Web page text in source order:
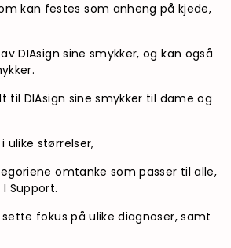
kan festes som anheng på kjede,
DIAsign sine smykker, og kan også
til DIAsign sine smykker til dame og
ulike størrelser,
omtanke som passer til alle,
Support.
fokus på ulike diagnoser, samt